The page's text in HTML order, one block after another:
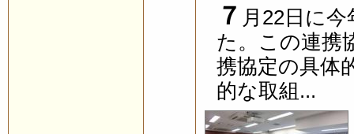
７ 月22日に
た。この連携
携協定の具体
的な取組...